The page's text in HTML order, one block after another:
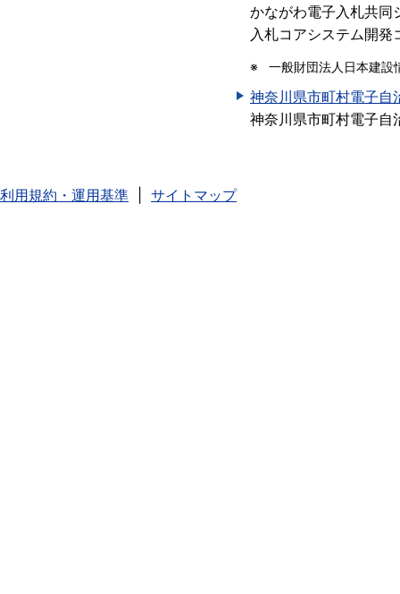
かながわ電子入札共同
入札コアシステム開
一般財団法人日本建設
神奈川県市町村電子自
神奈川県市町村電子自
利用規約・運用基準 サイトマップ